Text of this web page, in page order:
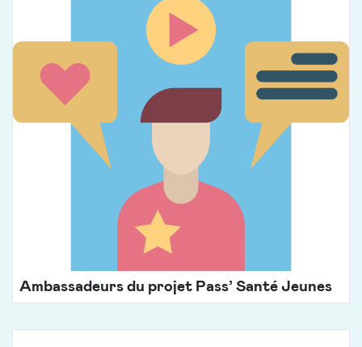
Ambassadeurs du projet Pass’ Santé Jeunes